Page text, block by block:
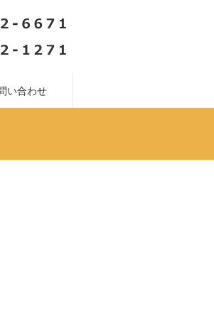
い合わせ